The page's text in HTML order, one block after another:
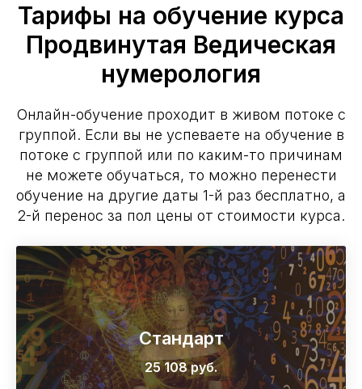
Тарифы на обучение курса
Продвинутая Ведическая
нумерология
Онлайн-обучение проходит в живом потоке с
группой. Если вы не успеваете на обучение в
потоке с группой или по каким-то причинам
не можете обучаться, то можно перенести
обучение на другие даты 1-й раз бесплатно, а
2-й перенос за пол цены от стоимости курса.
Стандарт
25 108 руб.